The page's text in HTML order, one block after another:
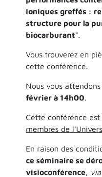
ioniques greffés :
structure pour la
biocarburant".
Vous trouverez en
cette conférence.
Nous vous
février à 14h00.
Cette conférence est
membres de
En raison des
ce séminaire se
visioconférence, via